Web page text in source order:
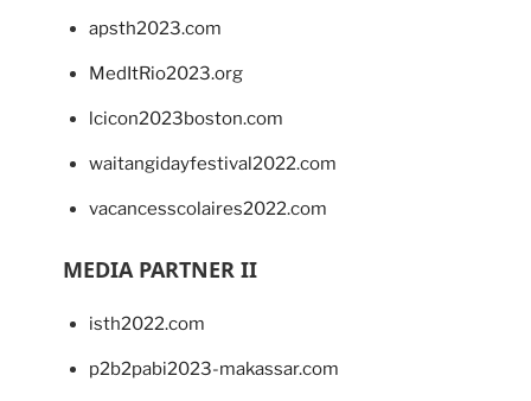
apsth2023.com
MedItRio2023.org
lcicon2023boston.com
waitangidayfestival2022.com
vacancesscolaires2022.com
MEDIA PARTNER II
isth2022.com
p2b2pabi2023-makassar.com